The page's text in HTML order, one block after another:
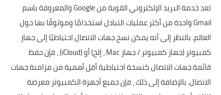
تعد خدمة البريد الإلكتروني القوية من Google والمعروفة باسم
Gmail واحدة من أكثر عمليات التبادل استخدامًا وموثوقًا بها حول
العالم. بالنظر إلى أنه يمكن نسخ جهات الاتصال احتياطيًا إلى جهاز
كمبيوتر (جهاز كمبيوتر / جهاز Mac ، إلخ) أو (iCloud) ، فإن حفظ
قائمة جهات الاتصال كنسخة احتياطية أقل أهمية من مزامنة جهات
الاتصال. بالإضافة إلى ذلك ، فإن جميع أجهزة الكمبيوتر معرضة